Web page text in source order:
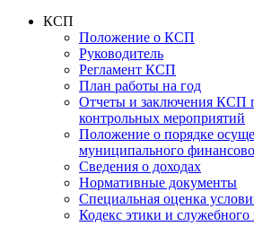
КСП
Положение о КСП
Руководитель
Регламент КСП
План работы на год
Отчеты и заключения КСП
контрольных мероприятий
Положение о порядке
муниципального
Сведения о доходах
Нормативные документы
Специальная оценка
Кодекс этики и служебного